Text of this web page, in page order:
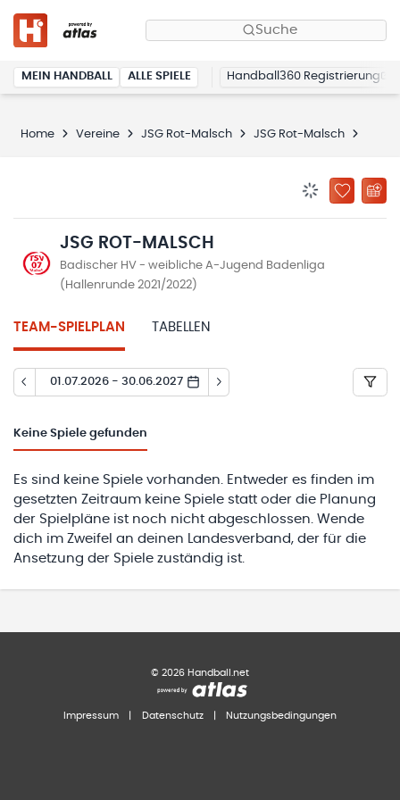
Suche
MEIN HANDBALL ALLE SPIELE Handball360 Registrierung
Home Vereine JSG Rot-Malsch JSG Rot-Malsch
ZU
JSG ROT-MALSCH
Badischer HV - weibliche A-Jugend Badenliga
(Hallenrunde 2021/2022)
TEAM-SPIELPLAN TABELLEN
01.07.2026 - 30.06.2027
Keine Spiele gefunden
Es sind keine Spiele vorhanden. Entweder es finden im
gesetzten Zeitraum keine Spiele statt oder die Planung
der Spielpläne ist noch nicht abgeschlossen. Wende
dich im Zweifel an deinen Landesverband, der für die
Ansetzung der Spiele zuständig ist.
© 2026 Handball.net
Impressum Datenschutz Nutzungsbedingungen